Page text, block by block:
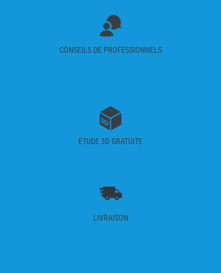
CONSEILS DE PROFESSIONNELS
ÉTUDE 3D GRATUITE
LIVRAISON